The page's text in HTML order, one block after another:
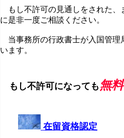
もし不許可の見通しをされた、
に是非一度ご相談ください。
当事務所の行政書士が入国管理
います。
もし不許可になっても 無料
在留資格認定